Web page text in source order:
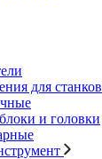
для станков
и головки